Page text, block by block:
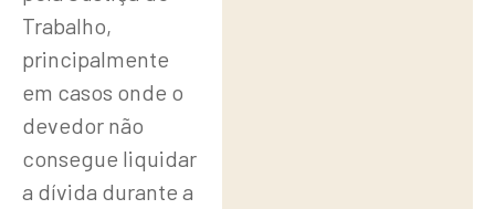
Trabalho,
principalmente
em casos onde o
devedor não
consegue liquidar
a dívida durante a